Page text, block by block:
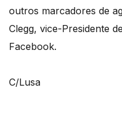
outros marcadores de
Clegg, vice-Presidente
Facebook.
C/Lusa